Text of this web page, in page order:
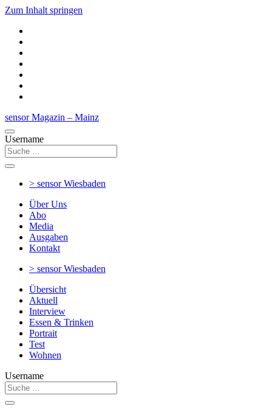
Zum Inhalt springen
sensor Magazin – Mainz
Username
> sensorWiesbaden
Über Uns
Abo
Media
Ausgaben
Kontakt
> sensorWiesbaden
Übersicht
Aktuell
Interview
Essen & Trinken
Portrait
Test
Wohnen
Username